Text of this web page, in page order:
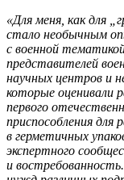
«Для меня, как для
стало необычным
с военной
представителей
научных центров и
которые оценивали
первого
приспособления для
в герметичных
экспертного
и